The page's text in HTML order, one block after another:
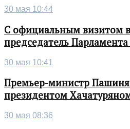
30 мая 10:44
С официальным визитом
председатель
30 мая 10:41
Премьер-министр
президентом
30 мая 08:36